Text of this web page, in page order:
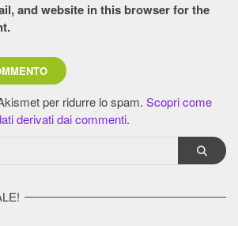
and website in this browser for the
per ridurre lo spam. Scopri come
derivati dai commenti.